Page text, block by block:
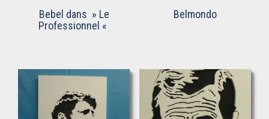
Bebel dans » Le
Professionnel «
Belmondo